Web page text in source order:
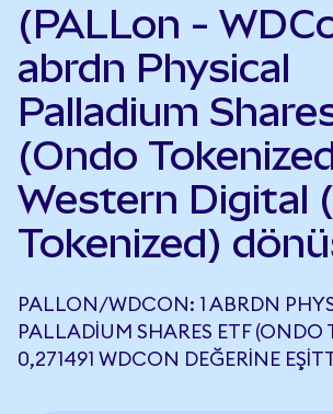
(PALLon -
abrdn Physical
Palladium
(Ondo
Western Digital
Tokenized)
PALLON/WDCON: 1 ABRDN
PALLADIUM SHARES ETF (ONDO
0,271491 WDCON DEĞERINE